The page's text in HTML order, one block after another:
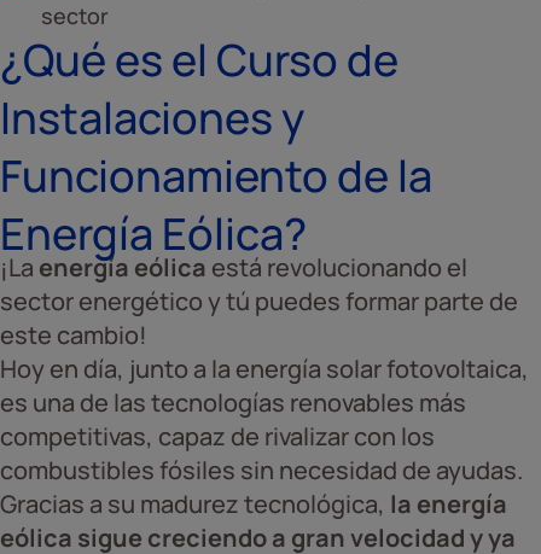
sector
¿Qué es el Curso de
Instalaciones y
Funcionamiento de la
Energía Eólica?
¡La energía eólica está revolucionando el
sector energético y tú puedes formar parte de
este cambio!
Hoy en día, junto a la energía solar fotovoltaica,
es una de las tecnologías renovables más
competitivas, capaz de rivalizar con los
combustibles fósiles sin necesidad de ayudas.
Gracias a su madurez tecnológica, la energía
eólica sigue creciendo a gran velocidad y ya